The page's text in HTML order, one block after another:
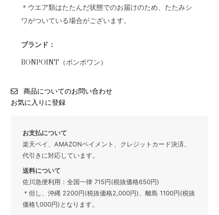
＊ウエア類はたたんだ状態でのお届けのため、たたみシ
ワがついている場合がございます。
ブランド：
BONPOINT（ボンポワン）
商品についてのお問い合わせ
お気に入りに登録
お支払について
楽天ペイ、AMAZONペイメント、クレジットカード決済、
代引きに対応しています。
送料について
佐川急便利用：全国一律 715円(税抜価格650円)
＊但し、沖縄 2200円(税抜価格2,000円)、離島 1100円(税抜
価格1,000円)となります。